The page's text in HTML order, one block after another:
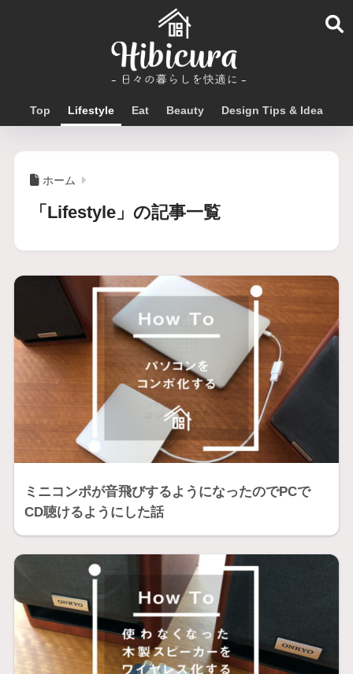
Top Lifestyle Eat Beauty Design Tips & Idea
ホーム
「Lifestyle」の記事一覧
ミニコンポが音飛びするようになったのでPCで
CD聴けるようにした話